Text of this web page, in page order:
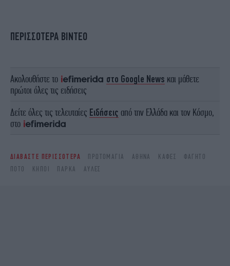
ΠΕΡΙΣΣΟΤΕΡΑ ΒΙΝΤΕΟ
Ακολουθήστε το στο Google News και μάθετε
πρώτοι όλες τις ειδήσεις
Δείτε όλες τις τελευταίες Ειδήσεις από την Ελλάδα και τον Κόσμο,
στο
ΔΙΑΒΑΣΤΕ ΠΕΡΙΣΣΟΤΕΡΑ ΠΡΩΤΟΜΑΓΙΆ ΑΘΉΝΑ ΚΑΦΈΣ
ΦΑΓΗΤΌ
ΠΟΤΌ
ΚΉΠΟΙ ΠΆΡΚΑ ΑΥΛΈΣ